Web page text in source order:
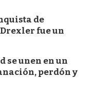
de
fue un
se unen en un
perdón y